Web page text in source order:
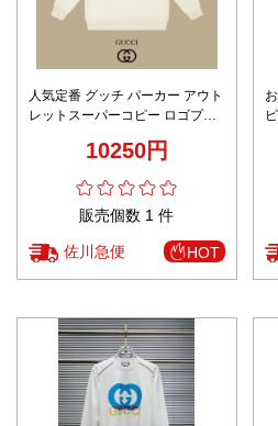
人気定番 グッチ パーカー アウト
レットスーパーコピー ロゴプリ
10250円
販売個数 1 件
佐川急便 HOT